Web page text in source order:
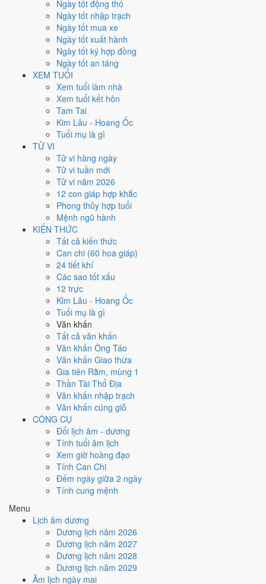
Ngày tốt động thổ
Ngày tốt nhập trạch
Ngày tốt mua xe
Ngày tốt xuất hành
Ngày tốt ký hợp đồng
Ngày tốt an táng
XEM TUỔI
Xem tuổi làm nhà
Xem tuổi kết hôn
Tam Tai
Kim Lâu - Hoang Ốc
Tuổi mụ là gì
TỬ VI
Tử vi hàng ngày
Tử vi tuần mới
Tử vi năm 2026
12 con giáp hợp khắc
Phong thủy hợp tuổi
Mệnh ngũ hành
KIẾN THỨC
Tất cả kiến thức
Can chi (60 hoa giáp)
24 tiết khí
Các sao tốt xấu
12 trực
Kim Lâu - Hoang Ốc
Tuổi mụ là gì
Văn khấn
Tất cả văn khấn
Văn khấn Ông Táo
Văn khấn Giao thừa
Gia tiên Rằm, mùng 1
Thần Tài Thổ Địa
Văn khấn nhập trạch
Văn khấn cúng giỗ
CÔNG CỤ
Đổi lịch âm - dương
Tính tuổi âm lịch
Xem giờ hoàng đạo
Tính Can Chi
Đếm ngày giữa 2 ngày
Tính cung mệnh
Menu
Lịch âm dương
Dương lịch năm 2026
Dương lịch năm 2027
Dương lịch năm 2028
Dương lịch năm 2029
Âm lịch ngày mai
Tháng 6 âm năm 2026
Tiết Lập Thu
Bính Tý
Bính Ngọ
Ngày Ất Mão có TrựcThành(ngày thành tựu - đại cát, tốt cho mọi
việc) và gặp SaoBảo Quang (Thiên Đức) hoàng đạo
bình 7 việc chính 9.3/10nên đây làNgày Đại Cát
hỏi, khai trương, ký kết.
Mùi, Hợi, Tuấthợp ngày; tuổi
Ngày 9/8/2026 tốt hay xấu cho
việc gì?
Ngày 9/8/2026 đạt9.3/10
Cưới hỏi - đính hôn (10/10), thấp nhất là
Trực Thành (ngày thành tựu - đại cát, tốt cho mọi việc) và gặp Sao
Bảo Quang (Thiên Đức) hoàng đạo nên điểm từng việc chênh nhau
như bảng dưới.
Cưới hỏi - đính hôn
/10Rất tốt
Cưới hỏi - đính hôn hôm nay ở
Trực Thành, Sao Mão và Ngày Hoàng Đạo
Cách tính ngày tốt
🏪
Khai trương - mở cửa hàng
Rất tốt
Khai trương - mở cửa hàng hôm nay ở
Trực Thành và Ngày Hoàng Đạo
Cách tính ngày tốt
Ký hợp đồng - giao ước
Rất tốt
Ký hợp đồng - giao ước hôm nay ở
Trực Thành và Ngày Hoàng Đạo
Cách tính ngày tốt
Động thổ - khởi công
Rất tốt
Động thổ - khởi công hôm nay ở